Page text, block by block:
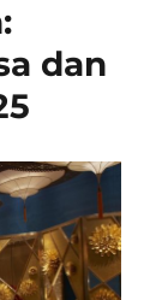
dan